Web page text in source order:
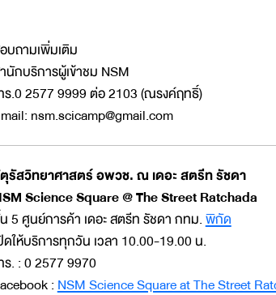
บถามเพิ่มเติม
นักบริการผู้เข้าชม NSM
ร.0 2577 9999 ต่อ 2103 (ณรงค์ฤทธิ์)
nsm.scicamp@gmail.com
รัสวิทยาศาสตร์ อพวช. ณ เดอะ สตรีท รัชดา
Science Square @ The Street Ratchada
5 ศูนย์การค้า เดอะ สตรีท รัชดา กทม.พิกัด
ดให้บริการทุกวัน เวลา 10.00-19.00 น.
ร. : 0 2577 9970
: NSM Science Square at The Street